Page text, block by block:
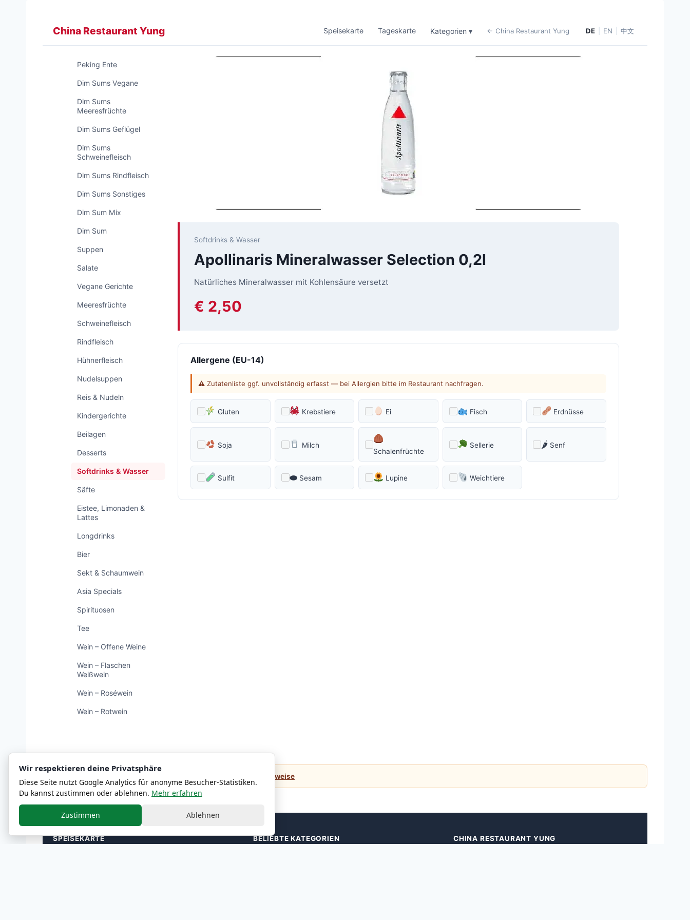
China Restaurant Yung Speisekarte Tageskarte Kategorien ▾ ← China Restaurant Yung DE EN 中文
Peking Ente
Dim Sums Vegane
Dim Sums
Meeresfrüchte
Dim Sums Geflügel
Dim Sums
Schweinefleisch
Dim Sums Rindfleisch
Dim Sums Sonstiges
Dim Sum Mix
Dim Sum
Suppen
Salate
Vegane Gerichte
Meeresfrüchte
Schweinefleisch
Rindfleisch
Hühnerfleisch
Nudelsuppen
Reis & Nudeln
Kindergerichte
Beilagen
Desserts
Softdrinks & Wasser
Säfte
Eistee, Limonaden &
Lattes
Longdrinks
Bier
Sekt & Schaumwein
Asia Specials
Spirituosen
Tee
Wein – Offene Weine
Wein – Flaschen
Weißwein
Wein – Roséwein
Wein – Rotwein
Softdrinks & Wasser
Apollinaris Mineralwasser Selection 0,2l
Natürliches Mineralwasser mit Kohlensäure versetzt
€ 2,50
Allergene (EU-14)
⚠ Zutatenliste ggf. unvollständig erfasst — bei Allergien bitte im Restaurant nachfragen.
Gluten Krebstiere Ei Fisch Erdnüsse
Soja Milch
Schalenfrüchte
Sellerie 🌶 Senf
Sulfit ⬬ Sesam Lupine Weichtiere
Weitere Hinweise
SPEISEKARTE BELIEBTE KATEGORIEN CHINA RESTAURANT YUNG
Wir respektieren deine Privatsphäre
Diese Seite nutzt Google Analytics für anonyme Besucher-Statistiken.
Du kannst zustimmen oder ablehnen. Mehr erfahren
Zustimmen Ablehnen